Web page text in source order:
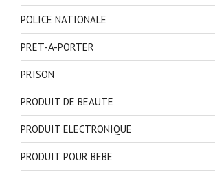
POLICE NATIONALE
PRET-A-PORTER
PRISON
PRODUIT DE BEAUTE
PRODUIT ELECTRONIQUE
PRODUIT POUR BEBE